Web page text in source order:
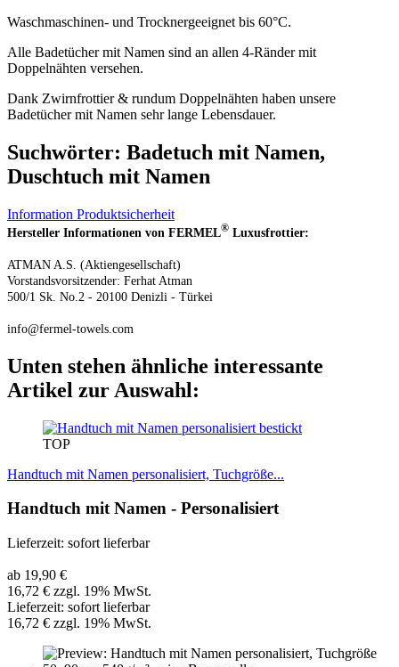
Waschmaschinen- und Trocknergeeignet bis 60°C.
Alle Badetücher mit Namen sind an allen 4-Ränder mit
Doppelnähten versehen.
Dank Zwirnfrottier & rundum Doppelnähten haben unsere
Badetücher mit Namen sehr lange Lebensdauer.
​Suchwörter: Badetuch mit Namen,
Duschtuch mit Namen
Information Produktsicherheit
Hersteller Informationen von FERMEL® Luxusfrottier:
ATMAN A.S. (Aktiengesellschaft)
Vorstandsvorsitzender: Ferhat Atman
500/1 Sk. No.2 - 20100 Denizli - Türkei
info@fermel-towels.com
Unten stehen ähnliche interessante
Artikel zur Auswahl:
TOP
Handtuch mit Namen personalisiert, Tuchgröße...
Handtuch mit Namen - Personalisiert
Lieferzeit: sofort lieferbar
ab 19,90 €
16,72 € zzgl. 19% MwSt.
Lieferzeit: sofort lieferbar
16,72 € zzgl. 19% MwSt.